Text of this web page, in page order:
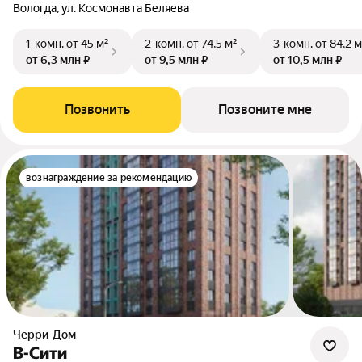
Вологда, ул. Космонавта Беляева
1-комн.от 45 м²
от 6,3 млн ₽
2-комн.от 74,5 м²
от 9,5 млн ₽
3-комн.от 84,2
от 10,5 млн ₽
Позвонить Позвоните мне
вознаграждение за рекомендацию
Черри-Дом
В-Сити